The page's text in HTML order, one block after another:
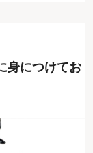
身につけてお